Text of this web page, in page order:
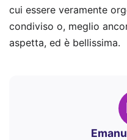
cui essere veramente
condiviso o, meglio
aspetta, ed è bellissima.